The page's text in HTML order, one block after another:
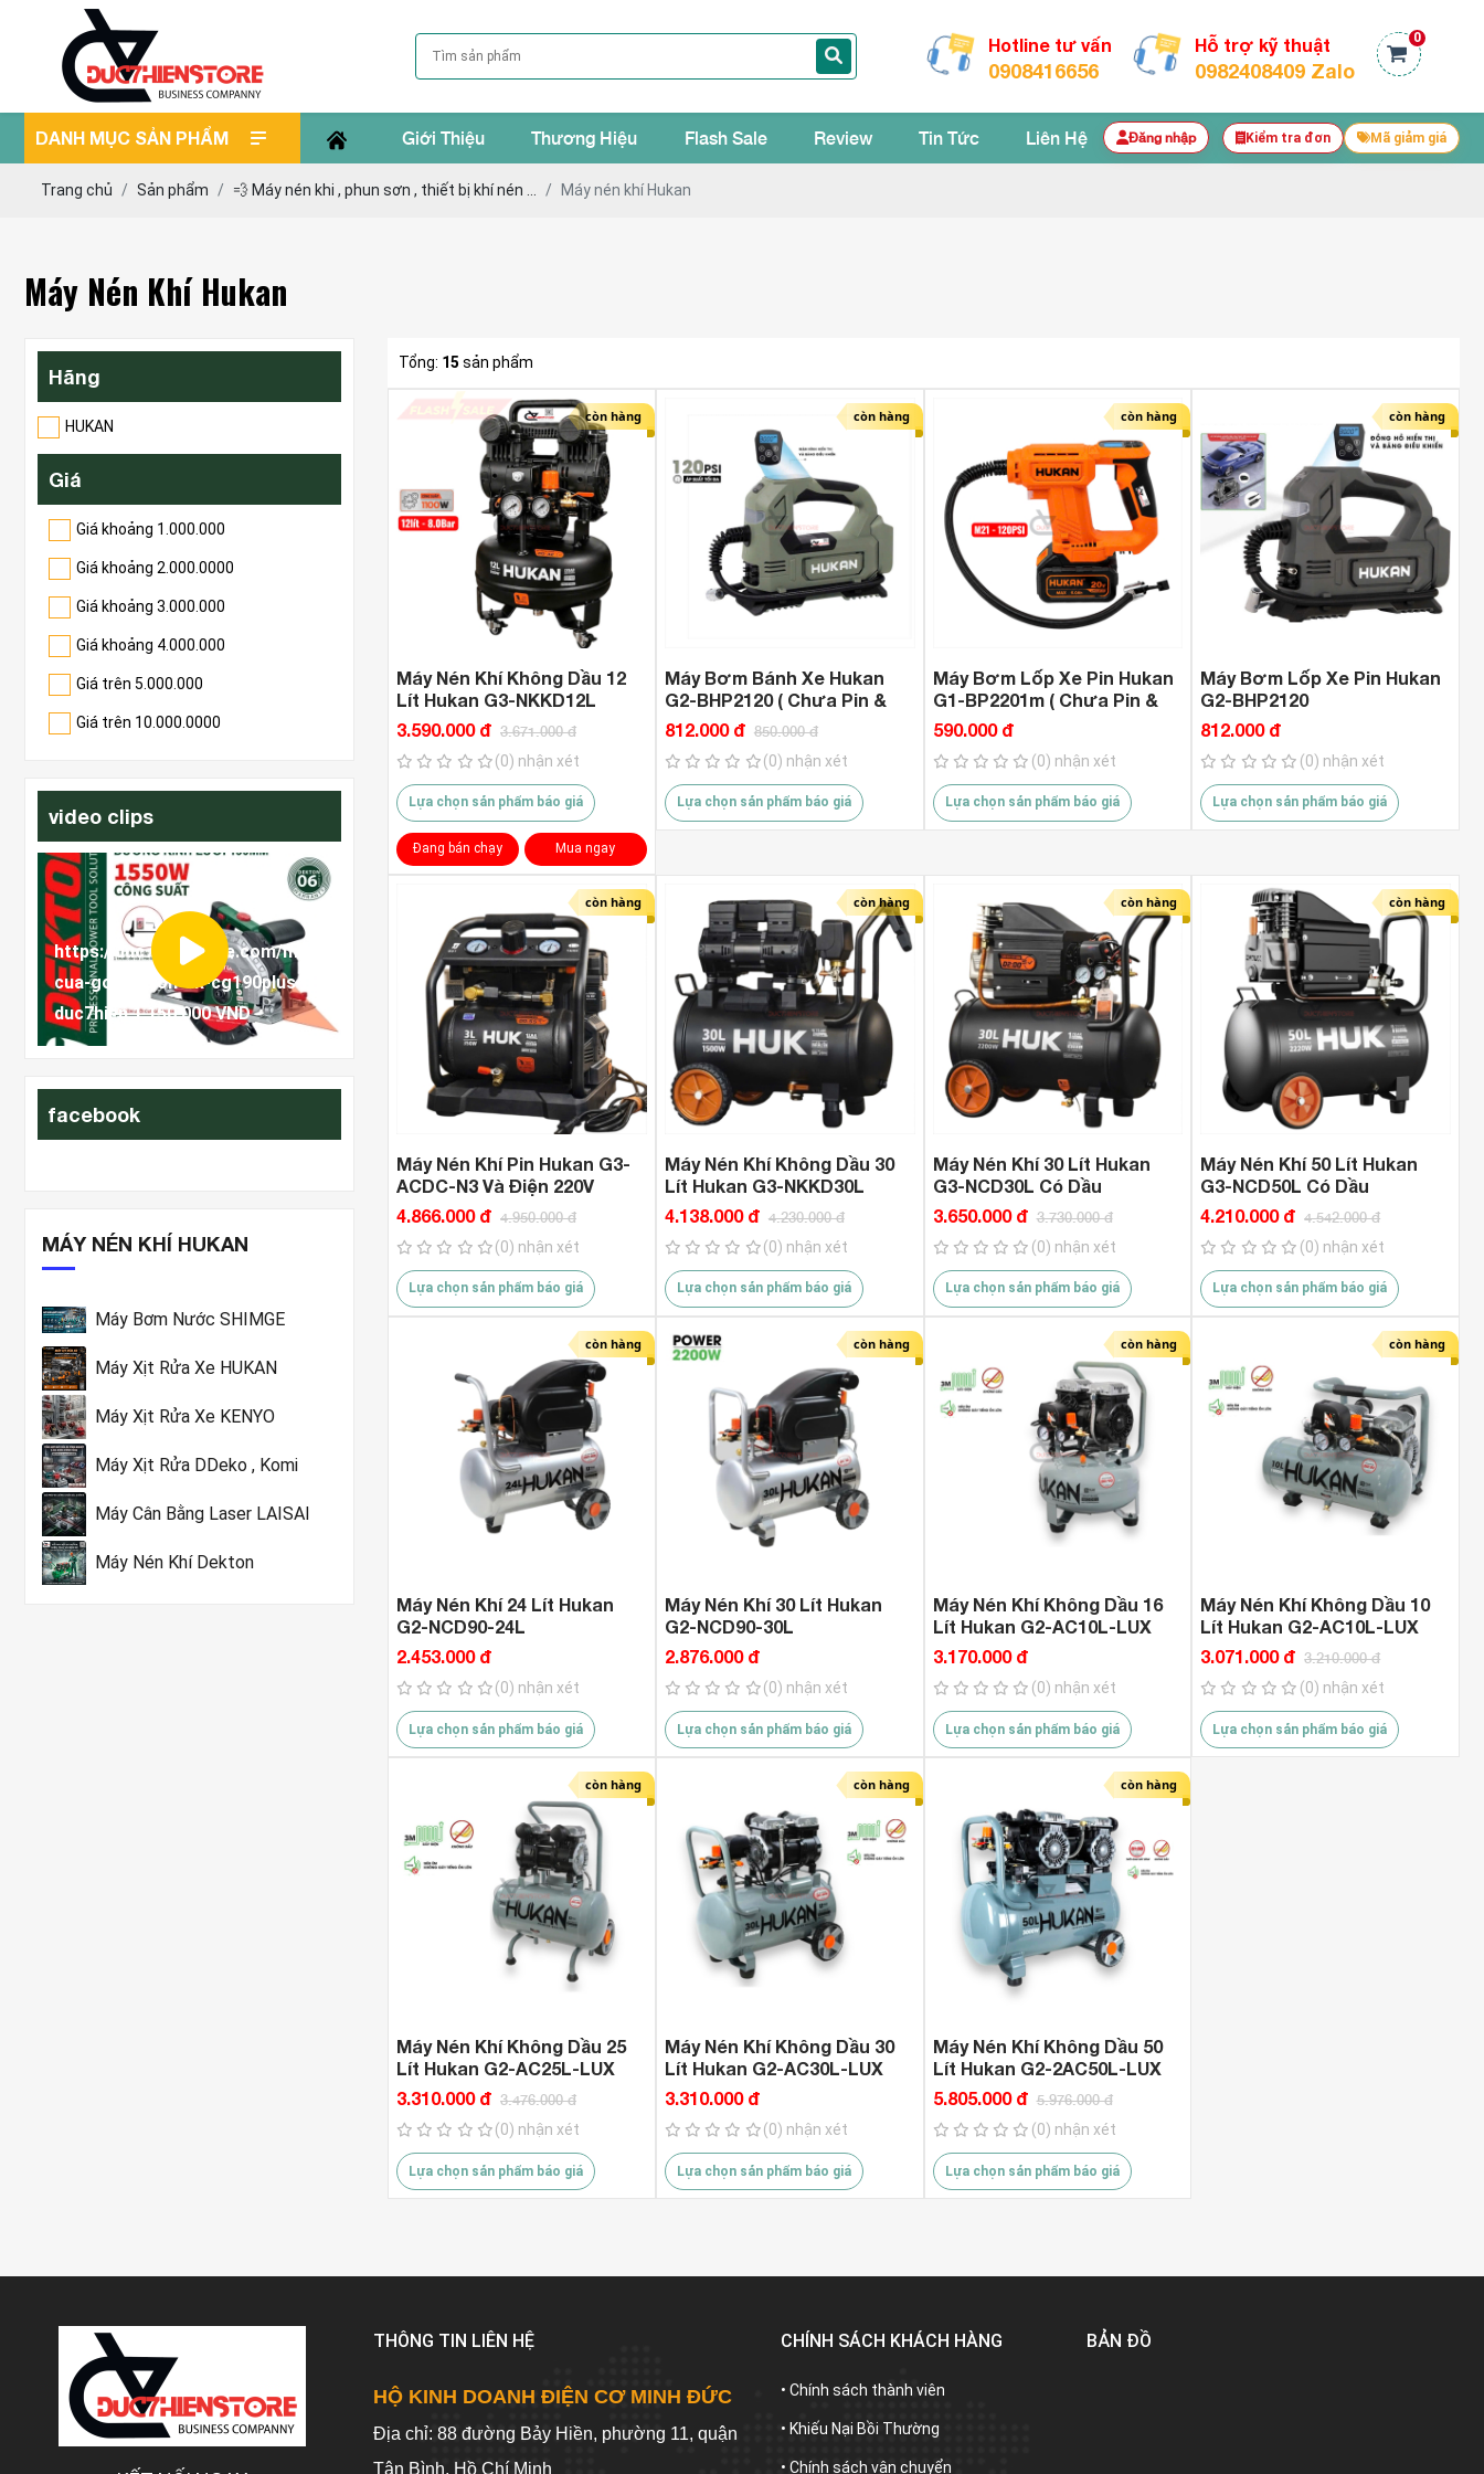
Hotline tư vấn
0908416656
Hỗ trợ kỹ thuật
0982408409 Zalo
0
DANH MỤC SẢN PHẨM Giới Thiệu Thương Hiệu Flash Sale Review Tin Tức Liên Hệ Đăng nhập Kiểm tra đơn Mã giảm giá
Trang chủ Sản phẩm 💨 Máy nén khi , phun sơn , thiết bị khí nén ... Máy nén khí Hukan
Máy Nén Khí Hukan
Hãng
HUKAN
Giá
Giá khoảng 1.000.000
Giá khoảng 2.000.0000
Giá khoảng 3.000.000
Giá khoảng 4.000.000
Giá trên 5.000.000
Giá trên 10.000.0000
video clips
may-
cg190plus-
VND
Combo Máy Rửa Xe Pin Hukan HK-
PW4820BL ( Thế Hệ Mới )
1.589.000 VND
Không có ĐIỆN vẫn MÁT #diy
QUẠT PIN mát hơn Quạt #điện 👍
Xoay (90độ) + hẹn giờ 👉Chính
Hãng
QUẠT PIN mát hơn Quạt Xoay
(90độ) + hẹn giờ Chính Hãng
ĐÈN LED dùng Pin siêu sáng Chính
Hãng
Hướng Dẫn
Dụng
facebook
MÁY NÉN KHÍ HUKAN
Máy Bơm Nước SHIMGE
Máy Xịt Rửa Xe HUKAN
Máy Xịt Rửa Xe KENYO
Máy Xịt Rửa DDeko , Komi
Máy Cân Bằng Laser LAISAI
Máy Nén Khí Dekton
Tổng: 15 sản phẩm
còn hàng
Máy Nén Khí Không Dầu 12
Lít Hukan G3-NKKD12L
3.590.000 đ 3.671.000 đ
(0) nhận xét
Lựa chọn sản phẩm báo giá
Đang bán chạy Mua ngay
còn hàng
Máy Bơm Bánh Xe Hukan
G2-BHP2120 ( Chưa Pin &
Sạc )
812.000 đ 850.000 đ
(0) nhận xét
Lựa chọn sản phẩm báo giá
còn hàng
Máy Bơm Lốp Xe Pin Hukan
G1-BP2201m ( Chưa Pin &
Sạc )
590.000 đ
(0) nhận xét
Lựa chọn sản phẩm báo giá
còn hàng
Máy Bơm Lốp Xe Pin Hukan
G2-BHP2120
812.000 đ
(0) nhận xét
Lựa chọn sản phẩm báo giá
còn hàng
Máy Nén Khí Pin Hukan G3-
ACDC-N3 Và Điện 220V
4.866.000 đ 4.950.000 đ
(0) nhận xét
Lựa chọn sản phẩm báo giá
còn hàng
Máy Nén Khí Không Dầu 30
Lít Hukan G3-NKKD30L
4.138.000 đ 4.230.000 đ
(0) nhận xét
Lựa chọn sản phẩm báo giá
còn hàng
Máy Nén Khí 30 Lít Hukan
G3-NCD30L Có Dầu
3.650.000 đ 3.730.000 đ
(0) nhận xét
Lựa chọn sản phẩm báo giá
còn hàng
Máy Nén Khí 50 Lít Hukan
G3-NCD50L Có Dầu
4.210.000 đ 4.542.000 đ
(0) nhận xét
Lựa chọn sản phẩm báo giá
còn hàng
Máy Nén Khí 24 Lít Hukan
G2-NCD90-24L
2.453.000 đ
(0) nhận xét
Lựa chọn sản phẩm báo giá
còn hàng
Máy Nén Khí 30 Lít Hukan
G2-NCD90-30L
2.876.000 đ
(0) nhận xét
Lựa chọn sản phẩm báo giá
còn hàng
Máy Nén Khí Không Dầu 16
Lít Hukan G2-AC10L-LUX
3.170.000 đ
(0) nhận xét
Lựa chọn sản phẩm báo giá
còn hàng
Máy Nén Khí Không Dầu 10
Lít Hukan G2-AC10L-LUX
3.071.000 đ 3.210.000 đ
(0) nhận xét
Lựa chọn sản phẩm báo giá
còn hàng
Máy Nén Khí Không Dầu 25
Lít Hukan G2-AC25L-LUX
3.310.000 đ 3.476.000 đ
(0) nhận xét
Lựa chọn sản phẩm báo giá
còn hàng
Máy Nén Khí Không Dầu 30
Lít Hukan G2-AC30L-LUX
3.310.000 đ
(0) nhận xét
Lựa chọn sản phẩm báo giá
còn hàng
Máy Nén Khí Không Dầu 50
Lít Hukan G2-2AC50L-LUX
5.805.000 đ 5.976.000 đ
(0) nhận xét
Lựa chọn sản phẩm báo giá
THÔNG TIN LIÊN HỆ
HỘ KINH DOANH ĐIỆN CƠ MINH ĐỨC
Địa chỉ: 88 đường Bảy Hiền, phường 11, quận
Tân Bình, Hồ Chí Minh
CHÍNH SÁCH KHÁCH HÀNG
• Chính sách thành viên
• Khiếu Nại Bồi Thường
• Chính sách vận chuyển
BẢN ĐỒ